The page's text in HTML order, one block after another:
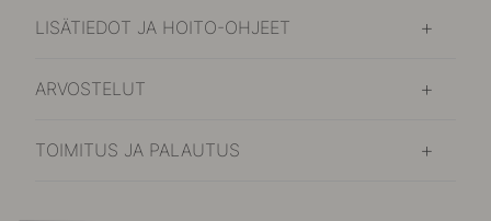
LISÄTIEDOT JA HOITO-OHJEET
ARVOSTELUT
TOIMITUS JA PALAUTUS